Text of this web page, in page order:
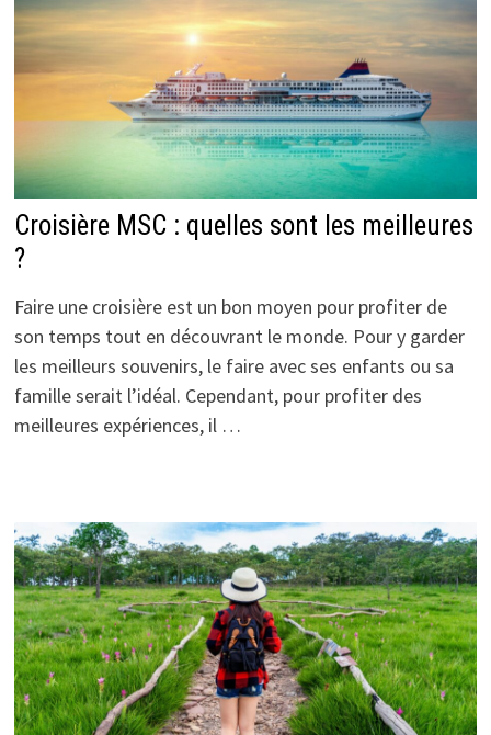
Croisière MSC : quelles sont les meilleures
?
Faire une croisière est un bon moyen pour profiter de
son temps tout en découvrant le monde. Pour y garder
les meilleurs souvenirs, le faire avec ses enfants ou sa
famille serait l’idéal. Cependant, pour profiter des
meilleures expériences, il …